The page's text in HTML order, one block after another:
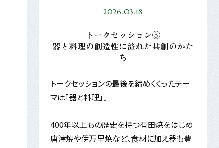
2026.03.18
トークセッション⑤
器と料理の創造性に溢れた共創のかた
ち
トークセッションの最後を締めくくったテー
マは「器と料理」。
400年以上もの歴史を持つ有田焼をはじめ
唐津焼や伊万里焼など、食材に加え器も豊